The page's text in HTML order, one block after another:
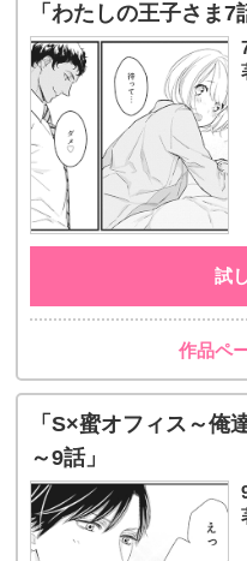
「わたしの王子さま7
試
作品ペ
「S×蜜オフィス～俺
～9話」